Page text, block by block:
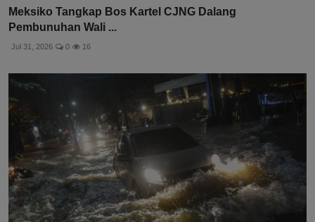
Meksiko Tangkap Bos Kartel CJNG Dalang
Pembunuhan Wali ...
Jul 31, 2026 0 16